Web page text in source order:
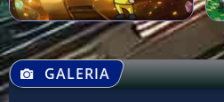
GALERIA